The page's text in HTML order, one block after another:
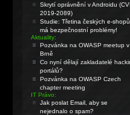
Skrytí oprávnění v Androidu
2019-2089)
Studie: Třetina českých e-shopů
má bezpečnostní problémy!
Aktuality:
Pozvánka na OWASP meetup v
Brně
Co nyní dělají zakladatelé
portálů?
Pozvánka na OWASP Czech
chapter meeting
IT Právo:
Jak poslat Email, aby se
nejednalo o spam?